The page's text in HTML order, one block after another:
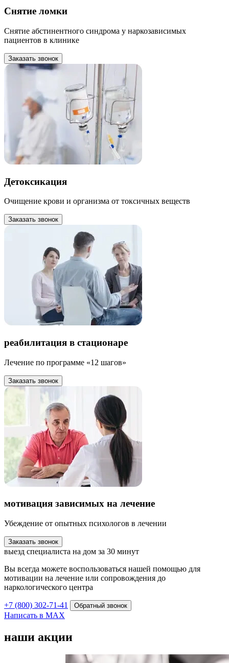
Снятие ломки
Снятие абстинентного синдрома у наркозависимых
пациентов в клинике
Заказать звонок
Детоксикация
Очищение крови и организма от токсичных веществ
Заказать звонок
реабилитация в стационаре
Лечение по программе «12 шагов»
Заказать звонок
мотивация зависимых на лечение
Убеждение от опытных психологов в лечении
Заказать звонок
выезд специалиста на дом за 30 минут
Вы всегда можете воспользоваться нашей помощью для
мотивации на лечение или сопровождения до
наркологического центра
+7 (800) 302-71-41 Обратный звонок
Написать в MAX
наши акции